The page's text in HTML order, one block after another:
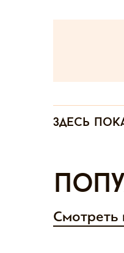
Здесь
Смотреть